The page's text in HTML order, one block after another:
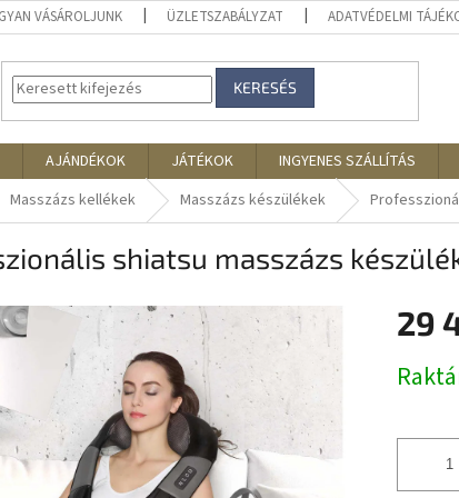
VÁSÁROLJUNK ÜZLETSZABÁLYZAT ADATVÉDELMI
KERESÉS
AJÁNDÉKOK JÁTÉKOK INGYENES SZÁLLÍTÁS
Masszázs kellékek Masszázs készülékek
shiatsu masszázs
29